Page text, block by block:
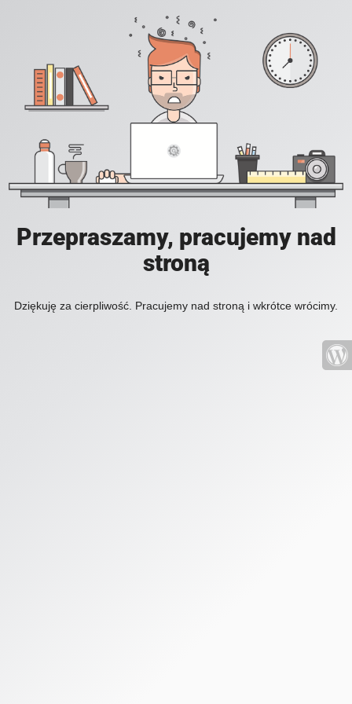
Przepraszamy, pracujemy nad
stroną
Dziękuję za cierpliwość. Pracujemy nad stroną i wkrótce wrócimy.